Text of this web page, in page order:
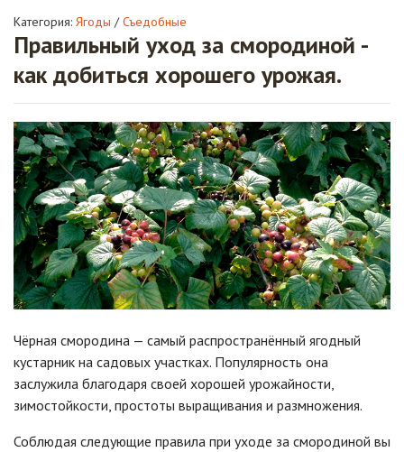
Категория: Ягоды /Съедобные
Правильный уход за смородиной -
как добиться хорошего урожая.
Чёрная смородина — самый распространённый ягодный
кустарник на садовых участках. Популярность она
заслужила благодаря своей хорошей урожайности,
зимостойкости, простоты выращивания и размножения.
Соблюдая следующие правила при уходе за смородиной вы